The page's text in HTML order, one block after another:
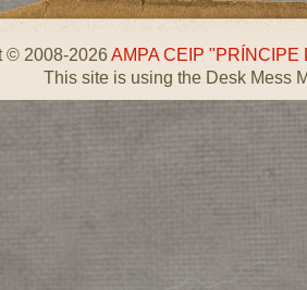
© 2008-2026AMPA CEIP "PRÍNCIPE
This site is using the Desk Mess